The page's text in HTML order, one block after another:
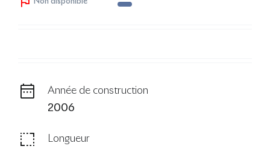
Non disponible
Année de construction
2006
Longueur